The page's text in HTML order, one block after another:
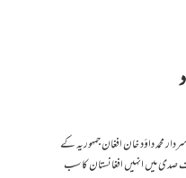
محمد داؤد خان افغان جمہوریہ کے
صدی میں انہیں افغانستان کا سب